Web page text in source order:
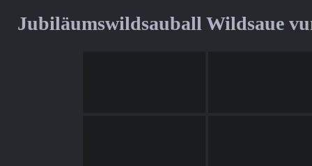
Jubiläumswildsauball Wildsaue